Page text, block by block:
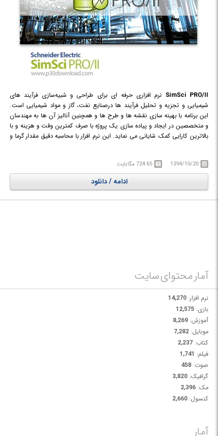
SimSci PRO/II نرم افزاری حرفه ای برای طراحی و شبیه‌سازی فرآیند های
شیمیایی و تجزیه و تحلیل فرآیند ها درصنایع نفت، گاز و مواد شیمیایی است.
این برنامه با بهینه سازی نقشه ها و طرح ها و همچنین آنالیز آن ها به مهندسان
و متخصصین در ایجاد و پیاده سازی یک پروژه با صرف کمترین وقت و هزینه و با
بالاترین کارایی کمک شایانی می نماید. این نرم افزار با محاسبه دقیق مقدار گرما و
و کامپوننت های یک پروژه شیمیایی را طراحی و پیاده سازی کرد و در نهایت آن را
آنالیز نموده و از نتایج دقیقی که بر اساس استاندارد های فیزیکی و ترمودینامیکی
است در صنایع مختلفی چون مهندسی سبز، پالایش، پروژه های نفت و گاز،
پتروشیمی، مواد شیمیایی، پلیمر و داروسازی بهره برد.
1394/10/20 724.65 مگابایت
ادامه / دانلود
آمار محتوای سایت
نرم افزار: 14,270
بازی: 12,575
آموزش: 8,269
موبایل: 7,282
کتاب: 2,237
فیلم: 1,741
صوت: 458
گرافیک: 3,820
مک: 2,396
کنسول: 2,660
آمار